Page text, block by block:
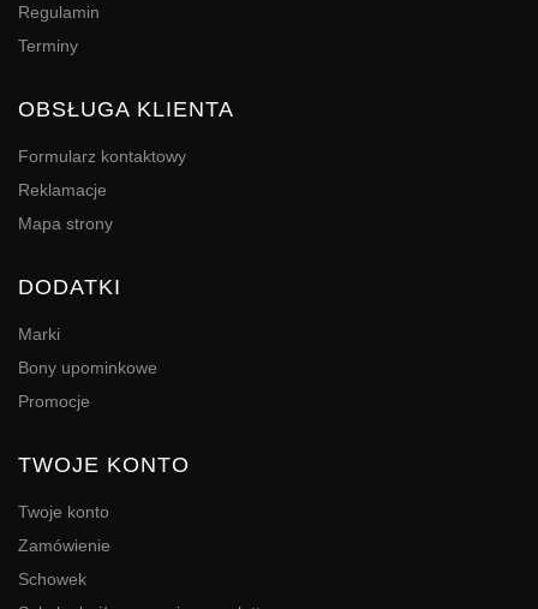
Regulamin
Terminy
OBSŁUGA KLIENTA
Formularz kontaktowy
Reklamacje
Mapa strony
DODATKI
Marki
Bony upominkowe
Promocje
TWOJE KONTO
Twoje konto
Zamówienie
Schowek